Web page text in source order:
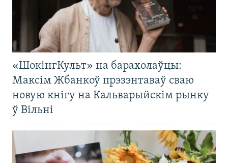
«ШокінгКульт» на барахолаўцы:
Максім Жбанкоў прэзэнтаваў сваю
новую кнігу на Кальварыйскім рынку
ў Вільні